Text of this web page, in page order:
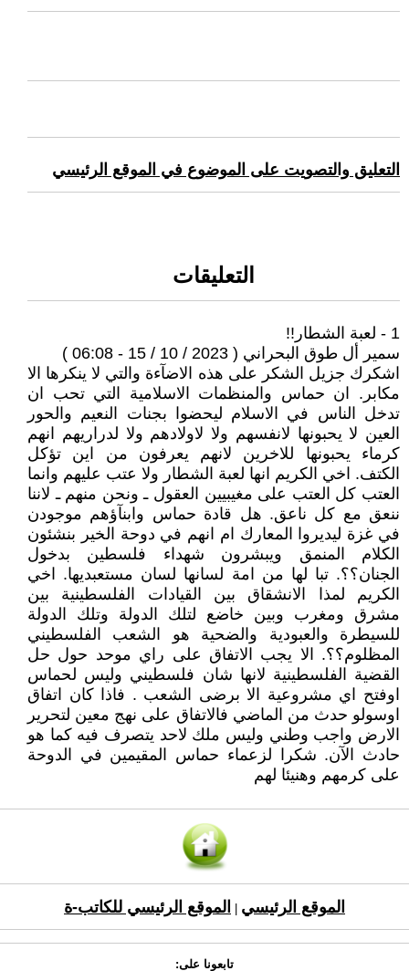
التعليق والتصويت على الموضوع في الموقع الرئيسي
التعليقات
1 - لعبة الشطار!!
سمير أل طوق البحراني ( 2023 / 10 / 15 - 06:08 )
اشكرك جزيل الشكر على هذه الاضآءة والتي لا ينكرها الا
مكابر. ان حماس والمنظمات الاسلامية التي تحب ان
تدخل الناس في الاسلام ليحضوا بجنات النعيم والحور
العين لا يحبونها لانفسهم ولا لاولادهم ولا لدراريهم انهم
كرماء يحبونها للاخرين لانهم يعرفون من اين تؤكل
الكتف. اخي الكريم انها لعبة الشطار ولا عتب عليهم وانما
العتب كل العتب على مغيبيين العقول ـ ونحن منهم ـ لاننا
ننعق مع كل ناعق. هل قادة حماس وابنآؤهم موجودن
في غزة ليديروا المعارك ام انهم في دوحة الخير بنشئون
الكلام المنمق ويبشرون شهداء فلسطين بدخول
الجنان؟؟. تبا لها من امة لسانها لسان مستعبديها. اخي
الكريم لمذا الانشقاق بين القيادات الفلسطينية بين
مشرق ومغرب وبين خاضع لتلك الدولة وتلك الدولة
للسيطرة والعبودية والضحية هو الشعب الفلسطيني
المظلوم؟؟. الا يجب الاتفاق على راي موحد حول حل
القضية الفلسطينية لانها شان فلسطيني وليس لحماس
اوفتح اي مشروعية الا برضى الشعب . فاذا كان اتفاق
اوسولو حدث من الماضي فالاتفاق على نهج معين لتحرير
الارض واجب وطني وليس ملك لاحد يتصرف فيه كما هو
حادث الآن. شكرا لزعماء حماس المقيمين في الدوحة
على كرمهم وهنيئا لهم
الموقع الرئيسي الموقع الرئيسي للكاتب-ة
تابعونا على: